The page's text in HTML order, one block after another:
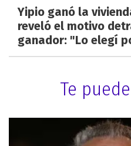
Yipio ganó la
reveló el motivo
ganador: "Lo elegí
Te